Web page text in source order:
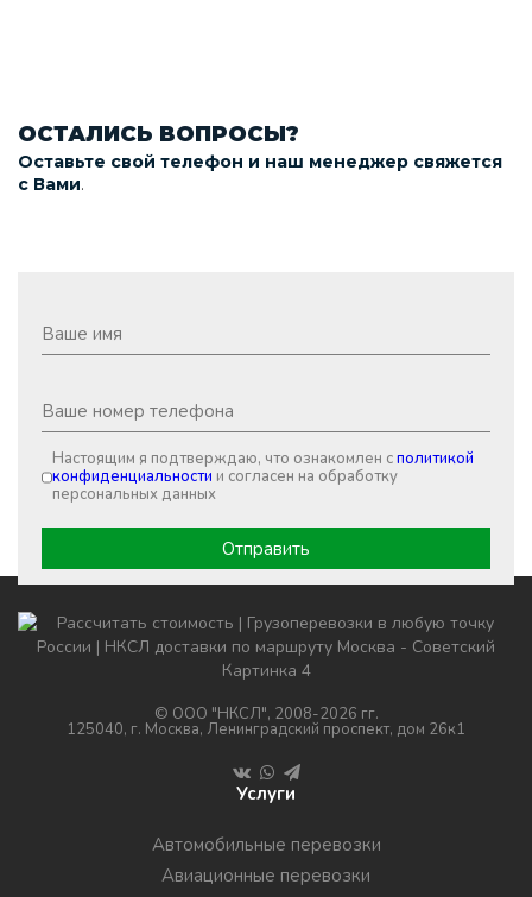
ОСТАЛИСЬ ВОПРОСЫ?
Оставьте свой телефон и наш менеджер свяжется
с Вами.
Настоящим я подтверждаю, что ознакомлен сполитикой
конфиденциальности и согласен на обработку
персональных данных
© ООО "НКСЛ", 2008-2026 гг.
125040, г. Москва, Ленинградский проспект, дом 26к1
Услуги
Автомобильные перевозки
Авиационные перевозки